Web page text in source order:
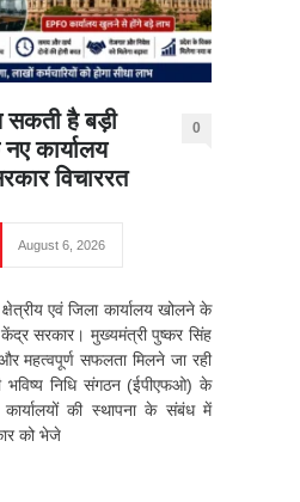
सकती है बड़ी
कार्यालय
विचाररत
0
August 6, 2026
एवं जिला कार्यालय खोलने के
केंद्र सरकार। मुख्यमंत्री पुष्कर सिंह
महत्वपूर्ण सफलता मिलने जा रही
भविष्य निधि संगठन (ईपीएफओ) के
की स्थापना के संबंध में
को भेजे